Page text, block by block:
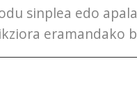
sinplea edo
eramandako